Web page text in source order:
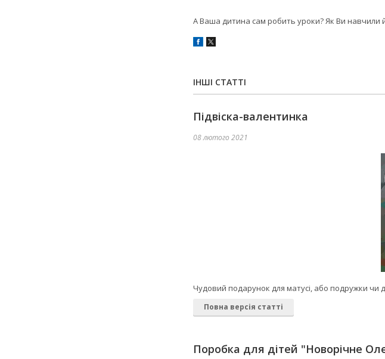
А Ваша дитина сам робить уроки? Як Ви навчили
ІНШІ СТАТТІ
Підвіска-валентинка
08 лютого 2021
Чудовий подарунок для матусі, або подружки чи
Повна версія статті
Поробка для дітей "Новорічне